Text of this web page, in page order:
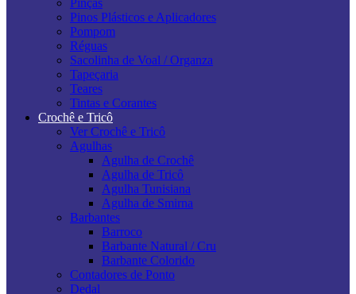
Pinças
Pinos Plásticos e Aplicadores
Pompom
Réguas
Sacolinha de Voal / Organza
Tapeçaria
Teares
Tintas e Corantes
Crochê e Tricô
Ver Crochê e Tricô
Agulhas
Agulha de Crochê
Agulha de Tricô
Agulha Tunisiana
Agulha de Smirna
Barbantes
Barroco
Barbante Natural / Cru
Barbante Colorido
Contadores de Ponto
Dedal